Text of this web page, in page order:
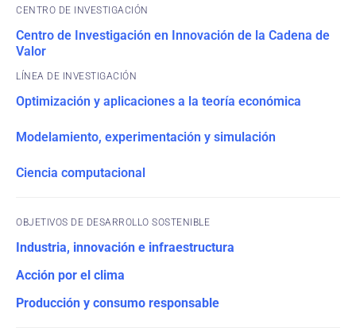
CENTRO DE INVESTIGACIÓN
Centro de Investigación en Innovación de la Cadena de
Valor
Optimización y aplicaciones a la teoría económica
Modelamiento, experimentación y simulación
Ciencia computacional
OBJETIVOS DE DESARROLLO SOSTENIBLE
Industria, innovación e infraestructura
Acción por el clima
Producción y consumo responsable